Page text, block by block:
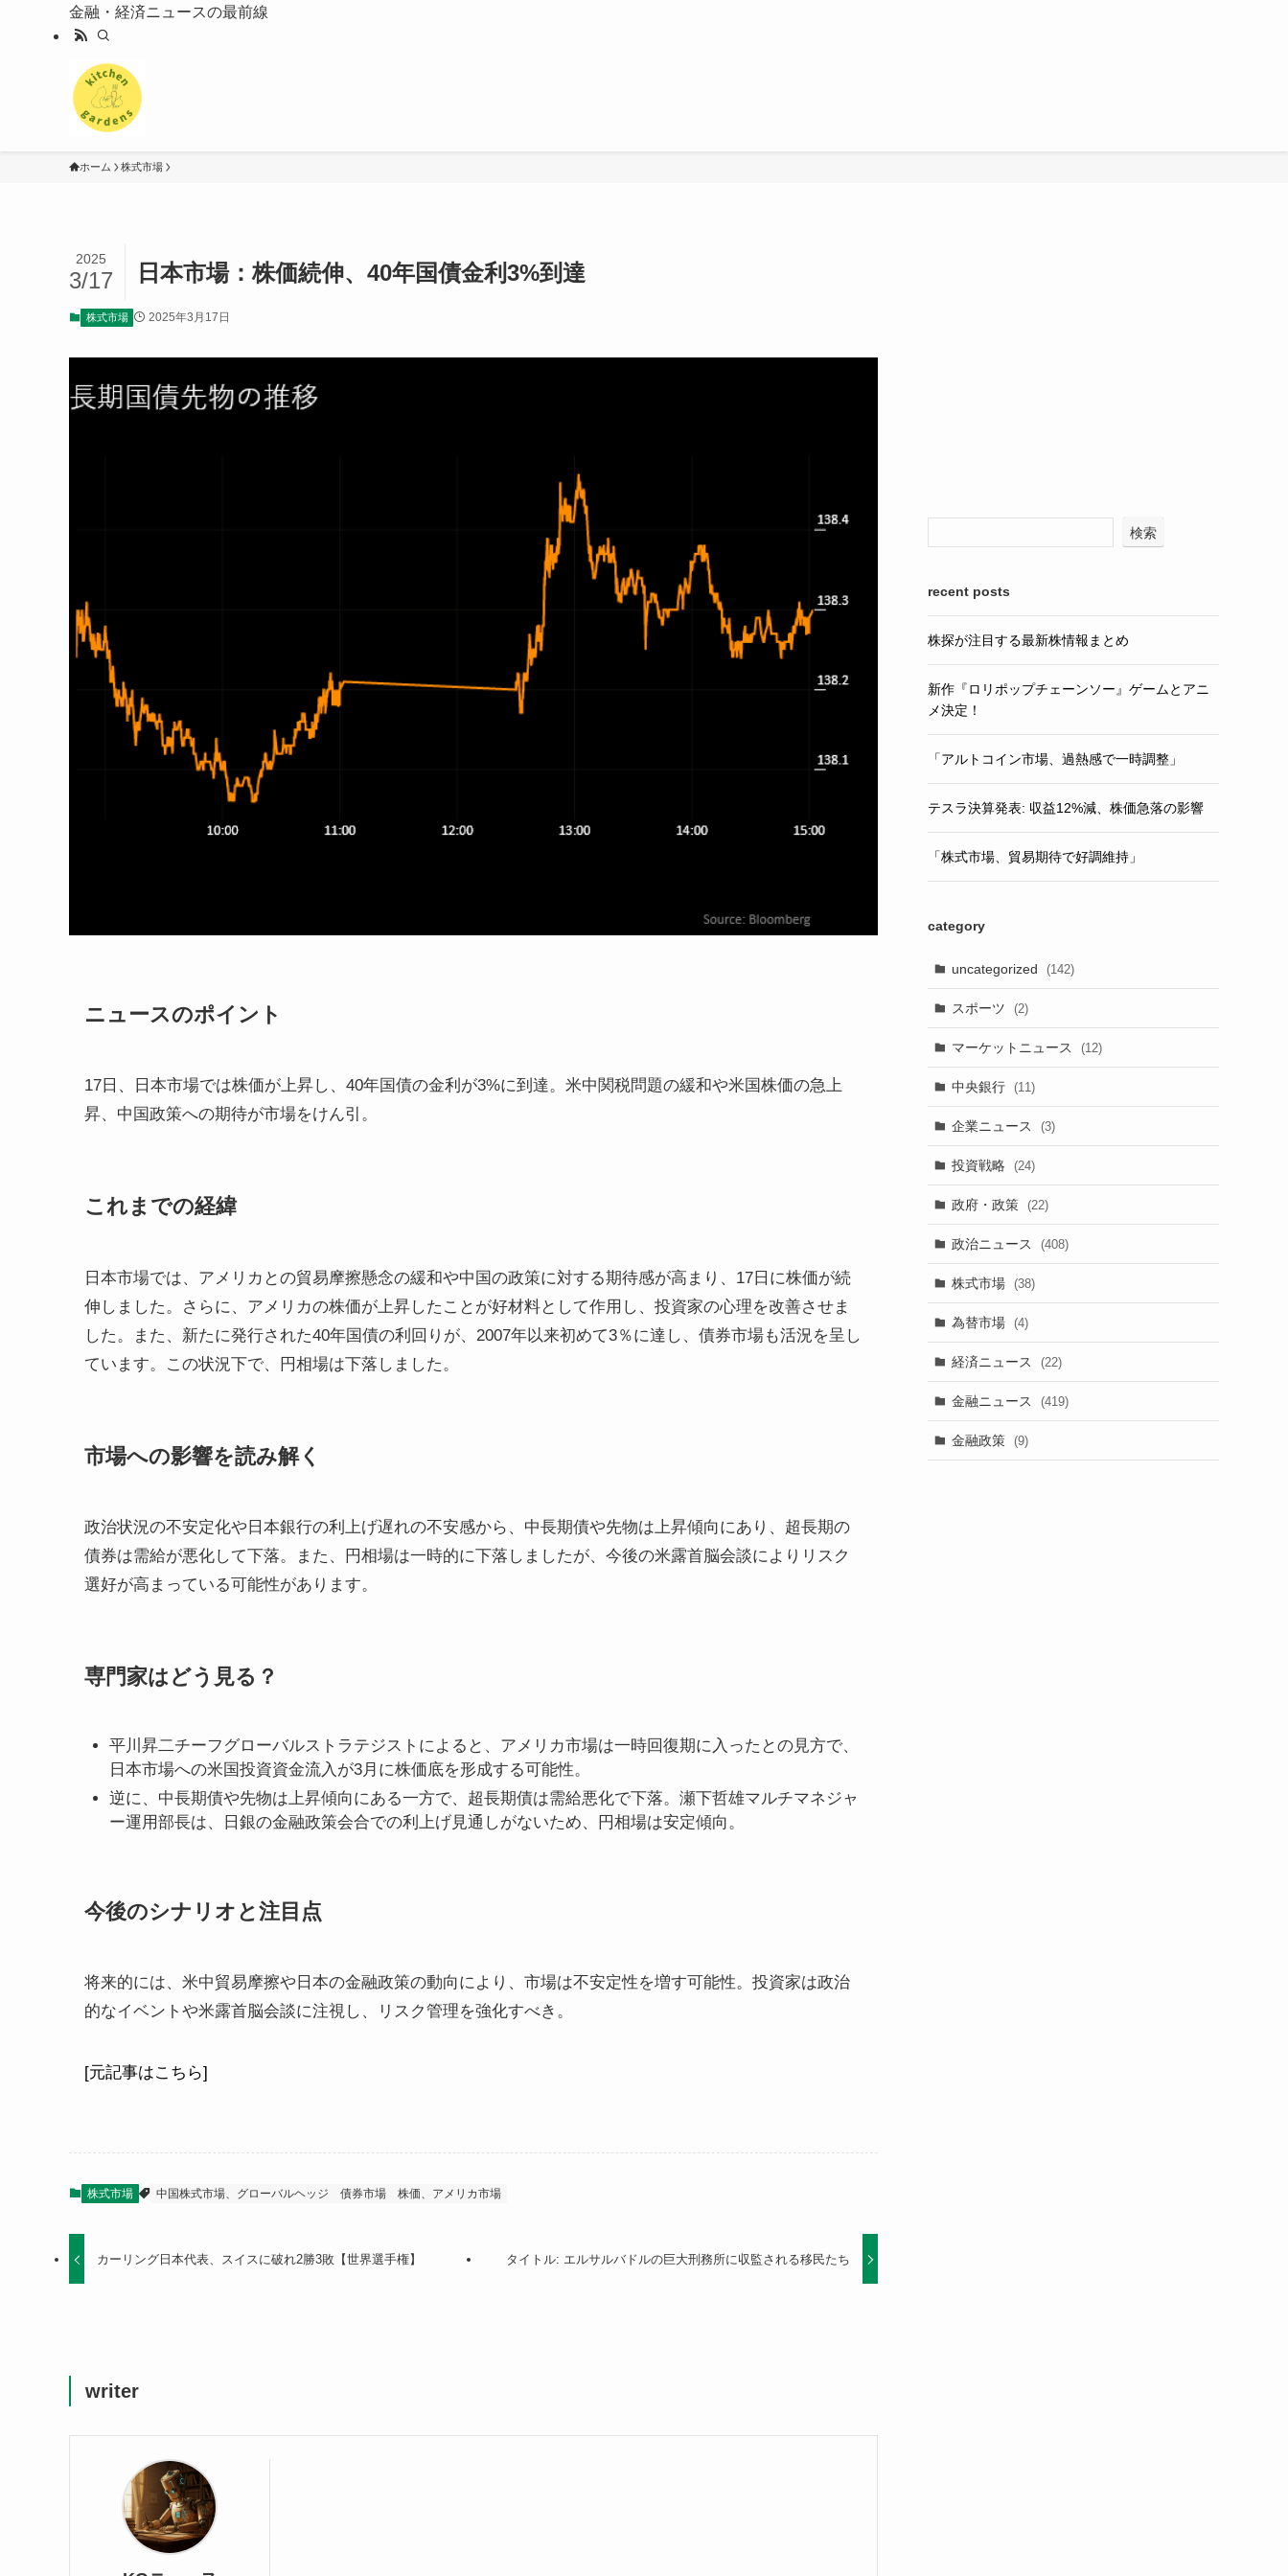
金融・経済ニュースの最前線
ホーム 株式市場
日本市場：株価続伸、40年国債金利3%到達
2025
3/17
株式市場 2025年3月17日
ニュースのポイント
17日、日本市場では株価が上昇し、40年国債の金利が3%に到達。米中関税問題の緩和や米国株価の急上
昇、中国政策への期待が市場をけん引。
これまでの経緯
日本市場では、アメリカとの貿易摩擦懸念の緩和や中国の政策に対する期待感が高まり、17日に株価が続
伸しました。さらに、アメリカの株価が上昇したことが好材料として作用し、投資家の心理を改善させま
した。また、新たに発行された40年国債の利回りが、2007年以来初めて3％に達し、債券市場も活況を呈し
ています。この状況下で、円相場は下落しました。
市場への影響を読み解く
政治状況の不安定化や日本銀行の利上げ遅れの不安感から、中長期債や先物は上昇傾向にあり、超長期の
債券は需給が悪化して下落。また、円相場は一時的に下落しましたが、今後の米露首脳会談によりリスク
選好が高まっている可能性があります。
専門家はどう見る？
平川昇二チーフグローバルストラテジストによると、アメリカ市場は一時回復期に入ったとの見方で、
日本市場への米国投資資金流入が3月に株価底を形成する可能性。
逆に、中長期債や先物は上昇傾向にある一方で、超長期債は需給悪化で下落。瀬下哲雄マルチマネジャ
ー運用部長は、日銀の金融政策会合での利上げ見通しがないため、円相場は安定傾向。
今後のシナリオと注目点
将来的には、米中貿易摩擦や日本の金融政策の動向により、市場は不安定性を増す可能性。投資家は政治
的なイベントや米露首脳会談に注視し、リスク管理を強化すべき。
[元記事はこちら]
株式市場 中国株式市場、グローバルヘッジ 債券市場 株価、アメリカ市場
カーリング日本代表、スイスに破れ2勝3敗【世界選手権】 タイトル: エルサルバドルの巨大刑務所に収監される移民たち
writer
検索
recent posts
株探が注目する最新株情報まとめ
新作『ロリポップチェーンソー』ゲームとアニ
メ決定！
「アルトコイン市場、過熱感で一時調整」
テスラ決算発表: 収益12%減、株価急落の影響
「株式市場、貿易期待で好調維持」
category
uncategorized (142)
スポーツ (2)
マーケットニュース (12)
中央銀行 (11)
企業ニュース (3)
投資戦略 (24)
政府・政策 (22)
政治ニュース (408)
株式市場 (38)
為替市場 (4)
経済ニュース (22)
金融ニュース (419)
金融政策 (9)